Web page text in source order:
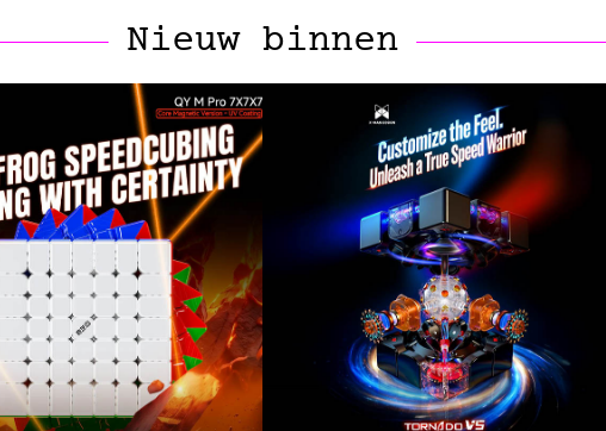
Nieuw binnen